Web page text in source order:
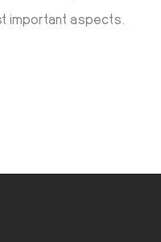
important aspects.